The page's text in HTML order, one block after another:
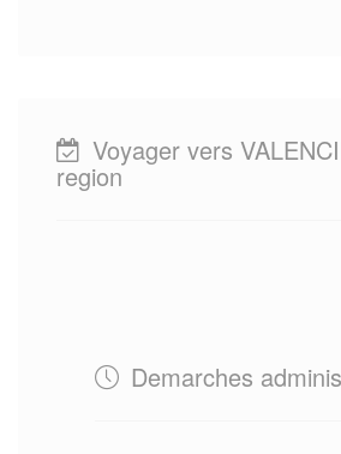
Voyager vers
region
Demarches